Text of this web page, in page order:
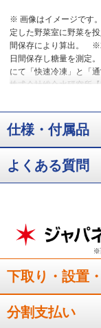
※ 画像はイメージです
定した野菜室に野菜を
間保存により算出。
日間保存し糖量を測定。
にて「快速冷凍」と「
株式会社総合水研究所
※4 「快速冷凍」と「通
凍」0.65mg/100g「通
MF55R（SJ-MF46Rと
ー試験にて比較。ドア
果は異なります。
※6
はありません。【試験
し、プラズマクラスタ
ーイオン濃度：50,000
99%以上。食中毒など
もっと節電ON（自動
の比較。電力消費を抑
囲で庫内温度を約2～3℃
「切」、周囲温度35℃
仕様・付属品
よくある質問
下取り・設置
分割支払い